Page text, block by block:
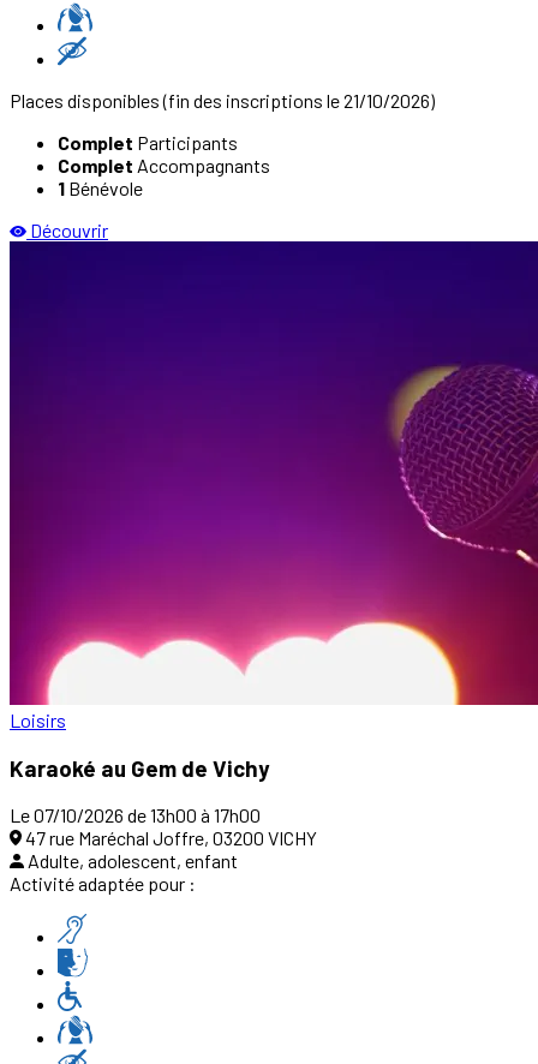
Places disponibles(fin des inscriptions le 21/10/2026)
Complet Participants
Complet Accompagnants
1 Bénévole
Découvrir
Loisirs
Karaoké au Gem de Vichy
Le 07/10/2026 de 13h00 à 17h00
47 rue Maréchal Joffre, 03200 VICHY
Adulte, adolescent, enfant
Activité adaptée pour :